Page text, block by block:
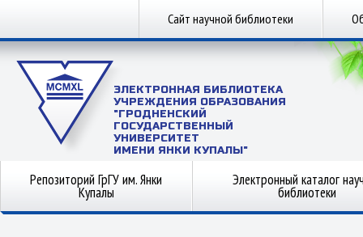
Сайт научной библиотеки
ЭЛЕКТРОННАЯ БИБЛИОТЕКА
УЧРЕЖДЕНИЯ ОБРАЗОВАНИЯ
"ГРОДНЕНСКИЙ
ГОСУДАРСТВЕННЫЙ
УНИВЕРСИТЕТ
ИМЕНИ ЯНКИ КУПАЛЫ"
Репозиторий ГрГУ им. Янки
Купалы
Электронный каталог
библиотеки